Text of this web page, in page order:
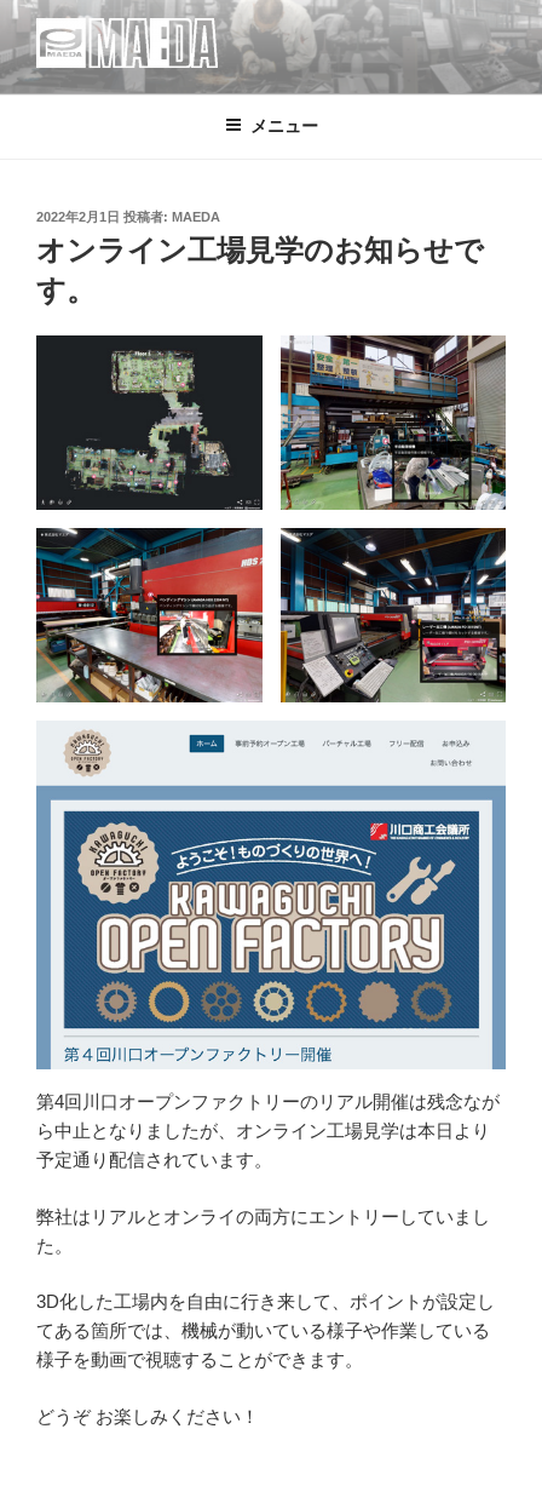
テ
ン
MAEDA
株式会社マエダ 鋼製建具・装飾金物製品・強化ガラス製品・装飾アク
リル製品・サイン の 設計・デザイン・製作・施工
メニュー
投
日:
2022年2月1日 投稿者: MAEDA
オンライン工場見学のお知らせで
す。
第4回川口オープンファクトリーのリアル開催は残念なが
ら中止となりましたが、オンライン工場見学は本日より
予定通り配信されています。
弊社はリアルとオンライの両方にエントリーしていまし
た。
3D化した工場内を自由に行き来して、ポイントが設定し
てある箇所では、機械が動いている様子や作業している
様子を動画で視聴することができます。
どうぞ お楽しみください！